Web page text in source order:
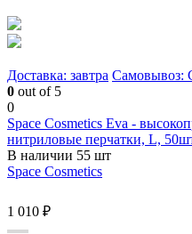
Доставка: завтра Самовывоз:
0 out of 5
0
Space Cosmetics Eva -
нитриловые перчатки, L,
В наличии 55 шт
Space Cosmetics
1 010 ₽